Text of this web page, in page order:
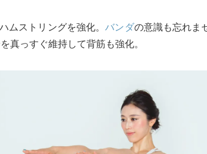
ムストリングを強化。バンダの意識も忘れま
真っすぐ維持して背筋も強化。